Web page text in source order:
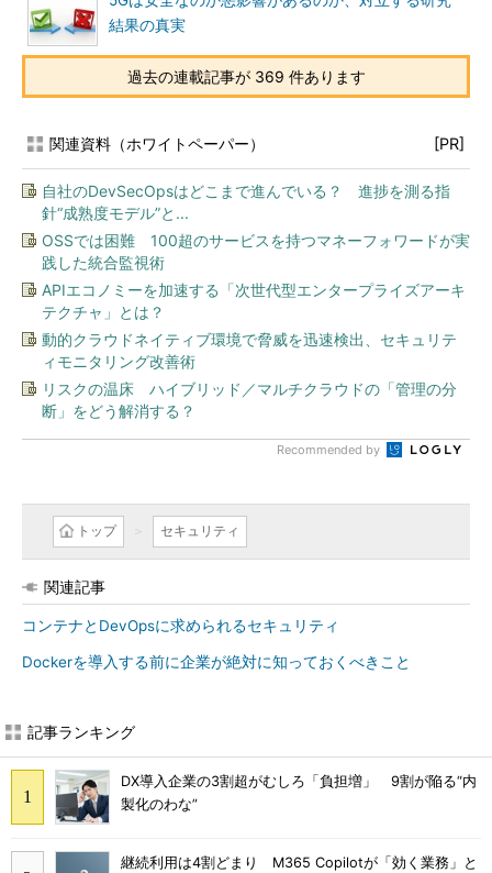
結果の真実
過去の連載記事が 369 件あります
関連資料（ホワイトペーパー） [PR]
自社のDevSecOpsはどこまで進んでいる？ 進捗を測る指
針“成熟度モデル”と...
OSSでは困難 100超のサービスを持つマネーフォワードが実
践した統合監視術
APIエコノミーを加速する「次世代型エンタープライズアーキ
テクチャ」とは？
動的クラウドネイティブ環境で脅威を迅速検出、セキュリテ
ィモニタリング改善術
リスクの温床 ハイブリッド／マルチクラウドの「管理の分
断」をどう解消する？
Recommended by
トップ セキュリティ
関連記事
コンテナとDevOpsに求められるセキュリティ
Dockerを導入する前に企業が絶対に知っておくべきこと
記事ランキング
DX導入企業の3割超がむしろ「負担増」 9割が陥る“内
製化のわな”
継続利用は4割どまり M365 Copilotが「効く業務」と